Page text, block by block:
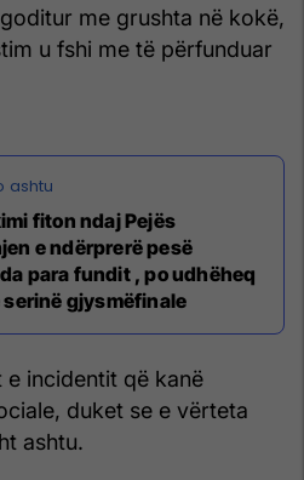
me grushta në kokë,
u fshi me të përfunduar
fiton ndaj Pejës
e ndërprerë pesë
para fundit , po udhëheq
serinë gjysmëfinale
incidentit që kanë
duket se e vërteta
ashtu.